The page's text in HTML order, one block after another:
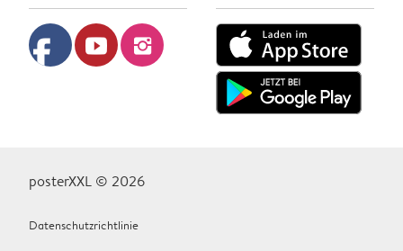
facebook youtube instagram
posterXXL © 2026
Datenschutzrichtlinie